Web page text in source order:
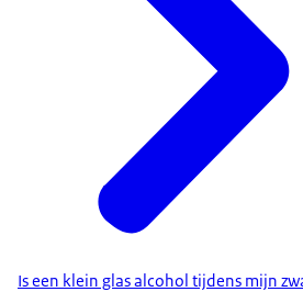
Is een klein glas alcohol tijdens mijn